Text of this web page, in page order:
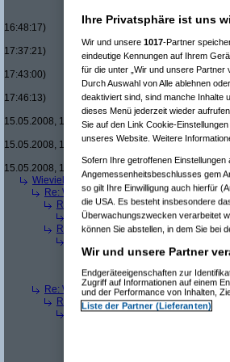
16:48:17)
17:37:21)
17:43:00)
17:46:13)
15.05.2008, 17:49:46)
15.05.2008, 18:07:18)
15.05.2008, 18:13:17)
Wieviele blus/hd-dvds habt ihr schon?(brösl
Re: Wieviele blus/hd-dvds habt ihr schon?
Re(2): Wieviele blus/hd-dvds habt ihr
Re(3): Wieviele blus/hd-dvds habt
Re(2): Wieviele blus/hd-dvds habt ihr
Re(4): Wieviele blus/hd-dvds habt
Re(6): Wieviele blus/hd-
Re: Wieviele blus/hd-dvds habt ihr schon?
Re(2): Wieviele blus/hd-dvds habt ihr
Re(3): Wieviele blus/hd-dvds habt ihr
Re(5): Wieviele blus/hd-dvds
Re(6): Wieviele blus/hd-
Ihre Privatsphäre ist uns
Wir und unsere 1017-Partner
eindeutige Kennungen auf Ihrem
für die unter „Wir und unsere
Durch Auswahl von Alle ablehnen
deaktiviert sind, sind manche Inhalte
dieses Menü jederzeit wieder
Sie auf den Link Cookie-
unseres Website. Weitere
Sofern Ihre getroffenen
Angemessenheitsbeschlusses gem
so gilt Ihre Einwilligung auch hierfür
die USA. Es besteht insbesondere
Überwachungszwecken verarbeitet
können Sie abstellen, in dem Sie bei
Wir und unsere Partner
Endgeräteeigenschaften zur
Zugriff auf Informationen auf einem
und der Performance von Inhalten,
Liste der Partner (Lieferanten)